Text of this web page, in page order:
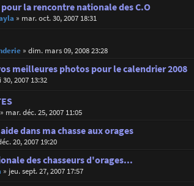
la rencontre nationale des C.O
» mar. oct. 30, 2007 18:31
» dim. mars 09, 2008 23:28
meilleures photos pour le calendrier 2008
2007 13:32
mar. déc. 25, 2007 11:05
dans ma chasse aux orages
20, 2007 19:20
des chasseurs d'orages...
» jeu. sept. 27, 2007 17:57